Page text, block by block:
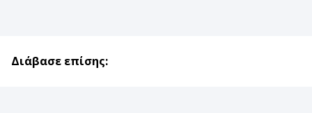
Διάβασε επίσης: